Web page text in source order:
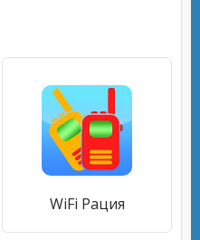
WiFi Рация